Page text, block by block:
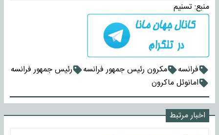
منبع:تسنیم
فرانسه مکرون رئیس جمهور فرانسه
رئیس جمهور فرانسه
امانوئل ماکرون
اخبار مرتبط